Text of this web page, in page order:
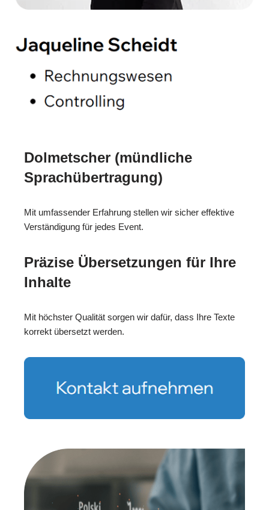
Dolmetscher (mündliche
Sprachübertragung)
Mit umfassender Erfahrung stellen wir sicher effektive
Verständigung für jedes Event.
Präzise Übersetzungen für Ihre
Inhalte
Mit höchster Qualität sorgen wir dafür, dass Ihre Texte
korrekt übersetzt werden.